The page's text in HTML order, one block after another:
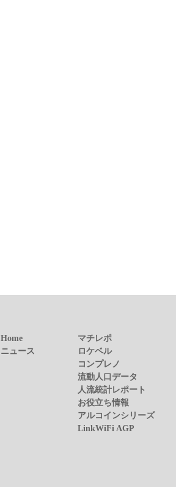
Home
ニュース
マチレポ
ロケベル
コンプレノ
流動人口データ
人流統計レポート
お役立ち情報
アルコインシリーズ
LinkWiFi AGP